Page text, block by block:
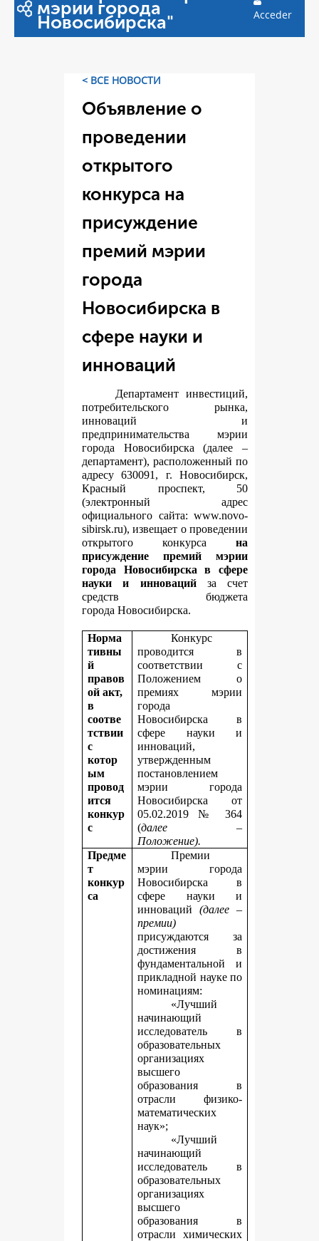
мэрии города
Новосибирска" Acceder
< ВСЕ НОВОСТИ
Объявление о
проведении
открытого
конкурса на
присуждение
премий мэрии
города
Новосибирска в
сфере науки и
инноваций
Департамент инвестиций,
потребительского рынка,
инноваций и
предпринимательства мэрии
города Новосибирска (далее –
департамент), расположенный по
адресу 630091, г. Новосибирск,
Красный проспект, 50
(электронный адрес
официального сайта: www.novo-
sibirsk.ru), извещает о проведении
открытого конкурса на
присуждение премий мэрии
города Новосибирска в сфере
науки и инноваций за счет
средств бюджета
города Новосибирска.
Норма
тивны
й
правов
ой акт,
в
соотве
тствии
с
котор
ым
провод
ится
конкур
с
Конкурс
проводится в
соответствии с
Положением о
премиях мэрии
города
Новосибирска в
сфере науки и
инноваций,
утвержденным
постановлением
мэрии города
Новосибирска от
05.02.2019 № 364
(далее –
Положение).
Предме
т
конкур
са
Премии
мэрии города
Новосибирска в
сфере науки и
инноваций (далее –
премии)
присуждаются за
достижения в
фундаментальной и
прикладной науке по
номинациям:
«Лучший
начинающий
исследователь в
образовательных
организациях
высшего
образования в
отрасли физико-
математических
наук»;
«Лучший
начинающий
исследователь в
образовательных
организациях
высшего
образования в
отрасли химических